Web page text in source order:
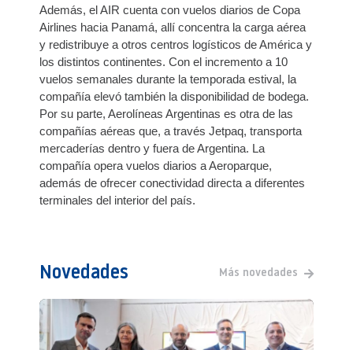
Además, el AIR cuenta con vuelos diarios de Copa
Airlines hacia Panamá, allí concentra la carga aérea
y redistribuye a otros centros logísticos de América y
los distintos continentes. Con el incremento a 10
vuelos semanales durante la temporada estival, la
compañía elevó también la disponibilidad de bodega.
Por su parte, Aerolíneas Argentinas es otra de las
compañías aéreas que, a través Jetpaq, transporta
mercaderías dentro y fuera de Argentina. La
compañía opera vuelos diarios a Aeroparque,
además de ofrecer conectividad directa a diferentes
terminales del interior del país.
Novedades Más novedades